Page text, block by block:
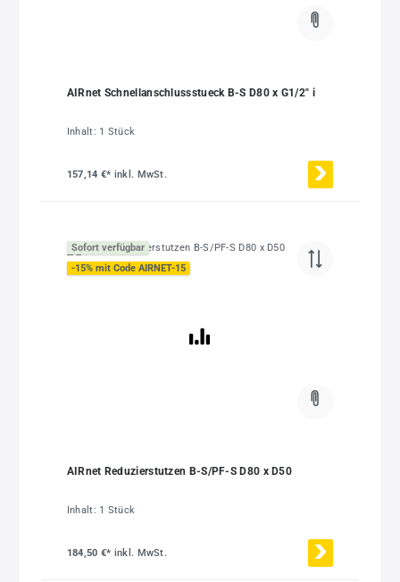
AIRnet Schnellanschlussstueck B-S D80 x G1/2" i
Inhalt: 1 Stück
157,14 €* inkl. MwSt.
Sofort verfügbar
-15% mit Code AIRNET-15
AIRnet Reduzierstutzen B-S/PF-S D80 x D50
Inhalt: 1 Stück
184,50 €* inkl. MwSt.